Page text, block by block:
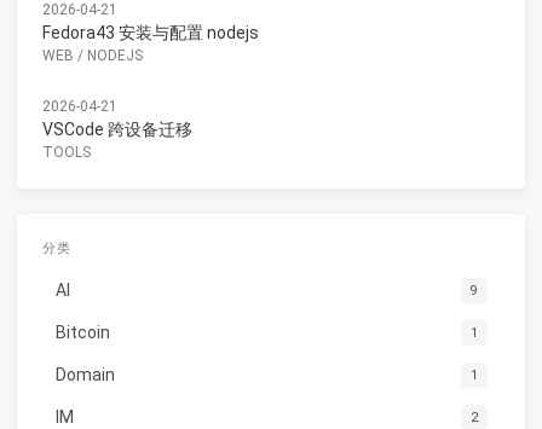
2026-04-21
Fedora43 安装与配置 nodejs
WEB / NODEJS
2026-04-21
VSCode 跨设备迁移
TOOLS
分类
AI 9
Bitcoin 1
Domain 1
IM 2